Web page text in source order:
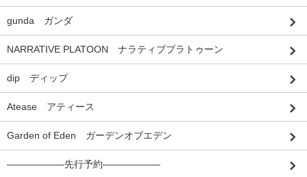
gunda ガンダ
NARRATIVE PLATOON ナラティブプラトゥーン
dip ディップ
Atease アティース
Garden of Eden ガーデンオブエデン
――――――先行予約――――――